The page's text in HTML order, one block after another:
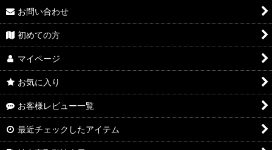
お問い合わせ
初めての方
マイページ
お気に入り
お客様レビュー一覧
最近チェックしたアイテム